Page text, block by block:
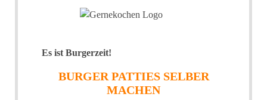
Es ist Burgerzeit!
BURGER PATTIES SELBER
MACHEN